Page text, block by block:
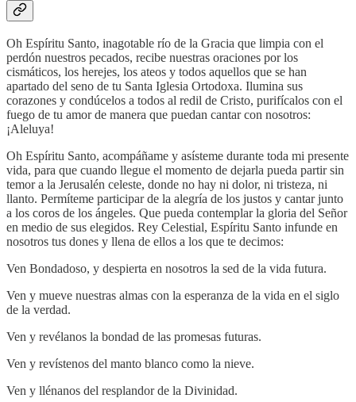
Oh Espíritu Santo, inagotable río de la Gracia que limpia con el
perdón nuestros pecados, recibe nuestras oraciones por los
cismáticos, los herejes, los ateos y todos aquellos que se han
apartado del seno de tu Santa Iglesia Ortodoxa. Ilumina sus
corazones y condúcelos a todos al redil de Cristo, purifícalos con el
fuego de tu amor de manera que puedan cantar con nosotros:
¡Aleluya!
Oh Espíritu Santo, acompáñame y asísteme durante toda mi presente
vida, para que cuando llegue el momento de dejarla pueda partir sin
temor a la Jerusalén celeste, donde no hay ni dolor, ni tristeza, ni
llanto. Permíteme participar de la alegría de los justos y cantar junto
a los coros de los ángeles. Que pueda contemplar la gloria del Señor
en medio de sus elegidos. Rey Celestial, Espíritu Santo infunde en
nosotros tus dones y llena de ellos a los que te decimos:
Ven Bondadoso, y despierta en nosotros la sed de la vida futura.
Ven y mueve nuestras almas con la esperanza de la vida en el siglo
de la verdad.
Ven y revélanos la bondad de las promesas futuras.
Ven y revístenos del manto blanco como la nieve.
Ven y llénanos del resplandor de la Divinidad.